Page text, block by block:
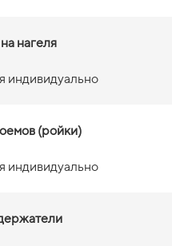
нагеля
индивидуально
(ройки)
индивидуально